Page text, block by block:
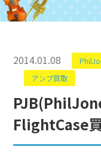
2014.01.08
アンプ買取
FlightCase